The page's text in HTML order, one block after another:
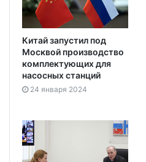
Китай запустил под
Москвой производство
комплектующих для
насосных станций
24 января 2024